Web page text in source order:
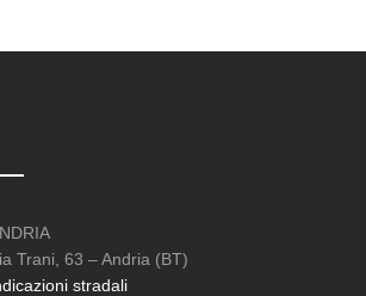
Trani, 63 – Andria (BT)
stradali